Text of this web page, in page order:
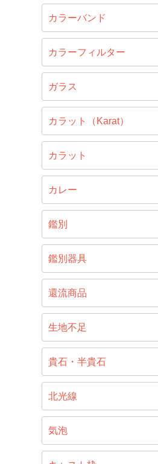
カラーバンド
カラーフィルター
ガラス
カラット（Karat）
カラット
カレー
鑑別
鑑別器具
還流商品
生地不足
貴石・半貴石
北光線
気泡